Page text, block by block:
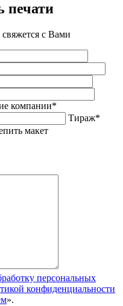
печати
с Вами
компании*
Тираж*
макет
персональных
конфиденциальности
».